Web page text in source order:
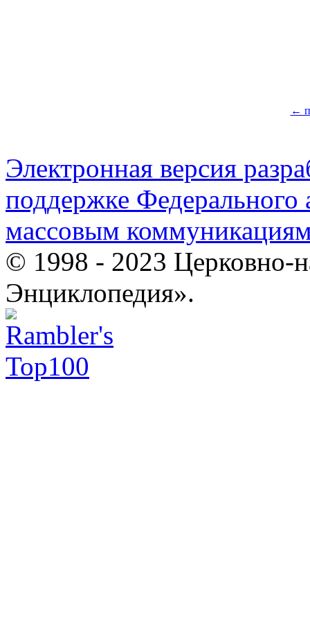
←
Электронная версия
поддержке Федерального
массовым
© 1998 - 2023 Церковно-
Энциклопедия».